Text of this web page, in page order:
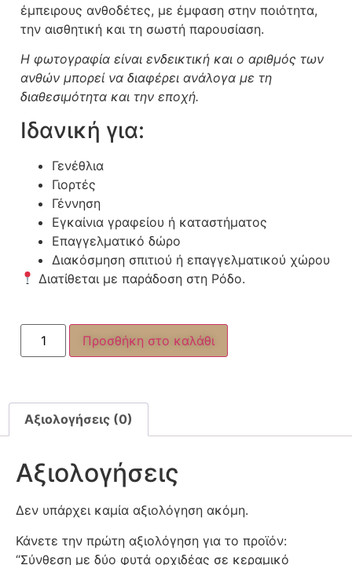
έμπειρους ανθοδέτες, με έμφαση στην ποιότητα,
την αισθητική και τη σωστή παρουσίαση.
Η φωτογραφία είναι ενδεικτική και ο αριθμός των
ανθών μπορεί να διαφέρει ανάλογα με τη
διαθεσιμότητα και την εποχή.
Ιδανική για:
Γενέθλια
Γιορτές
Γέννηση
Εγκαίνια γραφείου ή καταστήματος
Επαγγελματικό δώρο
Διακόσμηση σπιτιού ή επαγγελματικού χώρου
Διατίθεται με παράδοση στη Ρόδο.
Προσθήκη στο καλάθι
Αξιολογήσεις (0)
Αξιολογήσεις
Δεν υπάρχει καμία αξιολόγηση ακόμη.
Κάνετε την πρώτη αξιολόγηση για το προϊόν:
“Σύνθεση με δύο φυτά ορχιδέας σε κεραμικό